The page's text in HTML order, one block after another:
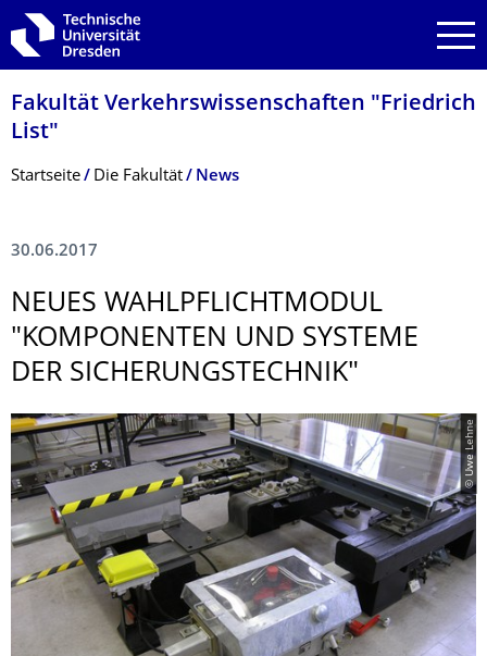
Zur Hauptnavigation springen
Zur Suche springen
Zum Inhalt springen
Fakultät Verkehrswissen­schaften "Friedrich
List"
Breadcrumb-Menü
Startseite Die Fakultät News
30.06.2017
NEUES WAHLPFLICHTMO­DUL
"KOMPONENTEN UND SYSTEME
DER SICHERUNGSTECH­NIK"
© Uwe Lehne